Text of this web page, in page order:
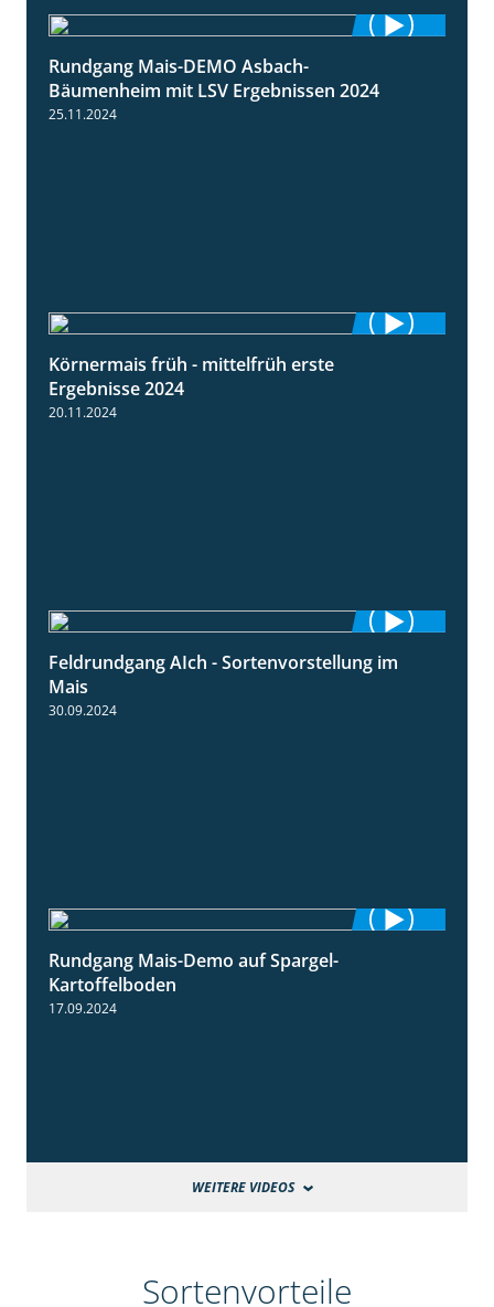
Rundgang Mais-DEMO Asbach-
Bäumenheim mit LSV Ergebnissen 2024
25.11.2024
Körnermais früh - mittelfrüh erste
Ergebnisse 2024
20.11.2024
11:24
Feldrundgang AIch - Sortenvorstellung im
Mais
30.09.2024
Rundgang Mais-Demo auf Spargel-
Kartoffelboden
17.09.2024
WEITERE VIDEOS
Sortenvorteile